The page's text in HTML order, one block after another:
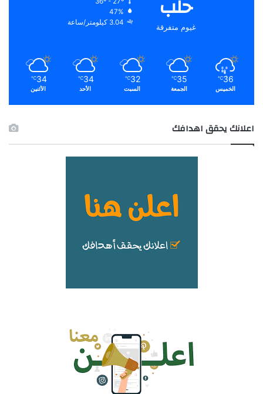
حلب
غيوم متفرقة
47%
3.04 كيلومتر/ساعة
36
℃
الخميس
35
℃
الجمعة
32
℃
السبت
34
℃
الأحد
34
℃
الأثنين
اعلانك يحقق اهدافك